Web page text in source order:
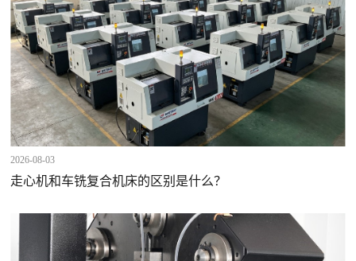
2026-08-03
走心机和车铣复合机床的区别是什么？